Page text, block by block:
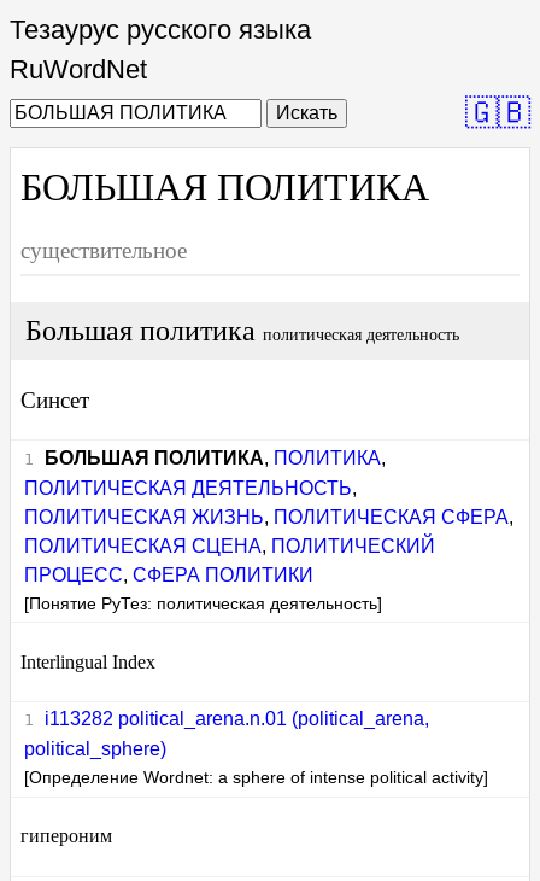
Тезаурус русского языка
RuWordNet
Искать 🇬🇧
БОЛЬШАЯ ПОЛИТИКА
существительное
Большая политика политическая деятельность
Синсет
БОЛЬШАЯ ПОЛИТИКА, ПОЛИТИКА,
ПОЛИТИЧЕСКАЯ ДЕЯТЕЛЬНОСТЬ,
ПОЛИТИЧЕСКАЯ ЖИЗНЬ, ПОЛИТИЧЕСКАЯ СФЕРА,
ПОЛИТИЧЕСКАЯ СЦЕНА, ПОЛИТИЧЕСКИЙ
ПРОЦЕСС,СФЕРА ПОЛИТИКИ
[Понятие РуТез: политическая деятельность]
Interlingual Index
i113282 political_arena.n.01 (political_arena,
political_sphere)
[Определение Wordnet: a sphere of intense political activity]
гипероним